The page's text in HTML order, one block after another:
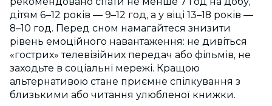
дітям 6–12 років — 9–12 год, а у віці 13–18 років —
8–10 год. Перед сном намагайтеся знизити
рівень емоційного навантаження: не дивіться
«гострих» телевізійних передач або фільмів, не
заходьте в соціальні мережі. Кращою
альтернативою стане приємне спілкування з
близькими або читання улюбленої книжки.